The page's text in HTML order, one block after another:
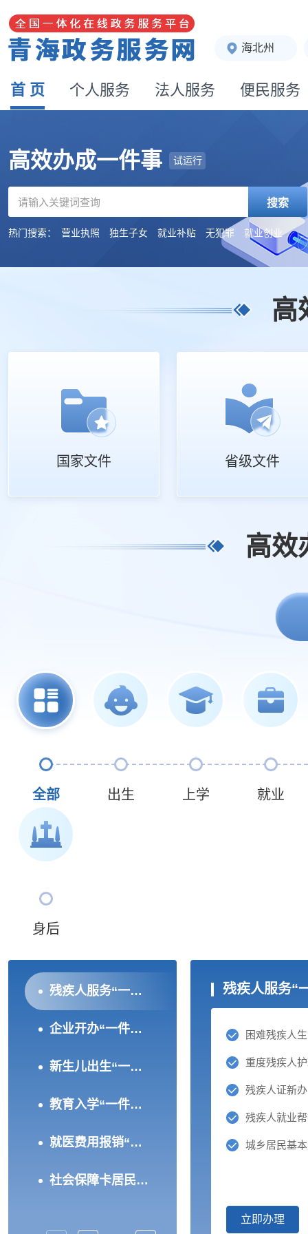
海北州
首 页 个人服务 法人服务 便民服务
高效办成一件事 试运行
搜索
热门搜索： 营业执照 独生子女 就业补贴 无犯罪 就业创业
高
国家文件 省级文件
高效
全部 出生 上学 就业
身后
残疾人服务“一件事”（试运行）
企业开办“一件事”（试运行）
新生儿出生“一件事”（试运行）
教育入学“一件事”（试运行）
就医费用报销“一件事”（试运行）
社会保障卡居民服务“一件事”（试运行）
残疾人服务“
困难残疾人
重度残疾人
残疾人就业
城乡居民基
立即办理